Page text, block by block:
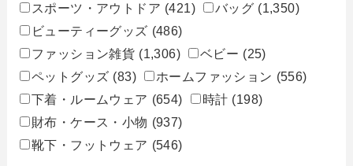
スポーツ・アウトドア (421) バッグ (1,350)
ビューティーグッズ (486)
ファッション雑貨 (1,306) ベビー (25)
ペットグッズ (83) ホームファッション (556)
下着・ルームウェア (654) 時計 (198)
財布・ケース・小物 (937)
靴下・フットウェア (546)